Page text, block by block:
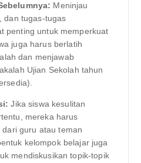
Meninjau
dan tugas-tugas
penting untuk memperkuat
juga harus berlatih
dan menjawab
Ujian Sekolah tahun
Jika siswa kesulitan
mereka harus
guru atau teman
kelompok belajar juga
mendiskusikan topik-topik